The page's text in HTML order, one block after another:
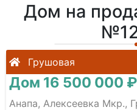
Дом на
Грушовая
Дом 16 500 000 ₽
Анапа, Алексеевка Мкр.,